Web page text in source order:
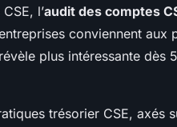
l’audit des comptes
conviennent aux
plus intéressante
trésorier CSE, axés